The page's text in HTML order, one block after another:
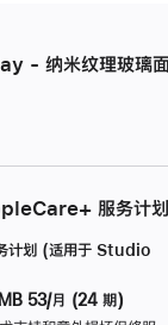
- 纳米纹理玻璃
服务计划
计划 (适用于 Studio
53/月 (24 期)